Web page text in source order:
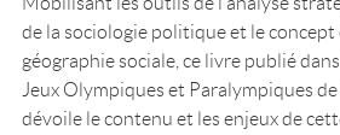
de la sociologie politique et le concept
géographie sociale, ce livre publié
Jeux Olympiques et Paralympiques
dévoile le contenu et les enjeux de